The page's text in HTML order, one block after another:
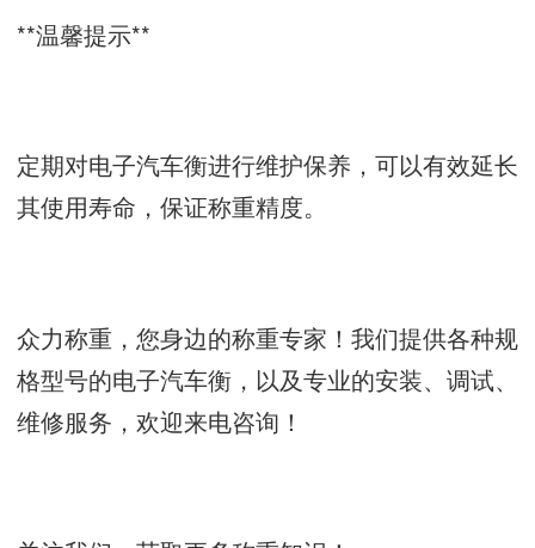
**温馨提示**
定期对电子汽车衡进行维护保养，可以有效延长
其使用寿命，保证称重精度。
众力称重，您身边的称重专家！我们提供各种规
格型号的电子汽车衡，以及专业的安装、调试、
维修服务，欢迎来电咨询！